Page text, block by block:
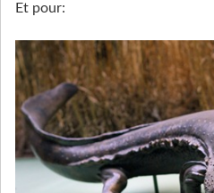
Et pour: